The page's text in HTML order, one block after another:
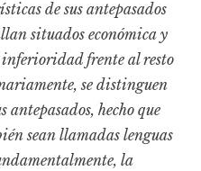
de sus antepasados
situados económica y
frente al resto
se distinguen
antepasados, hecho que
sean llamadas lenguas
la